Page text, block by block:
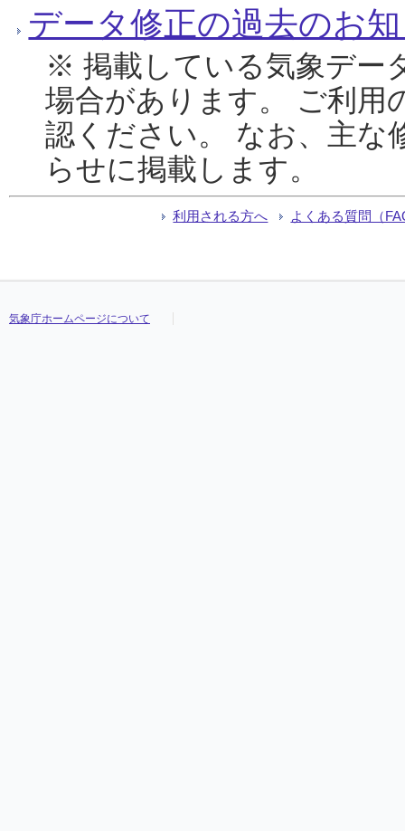
データ修正の過去のお
※ 掲載している気象デー
場合があります。 ご利用
認ください。 なお、主な
らせに掲載します。
利用される方へ よくある質問（
気象庁ホームページについて